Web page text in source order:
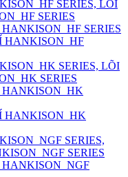
SERIES, LÕI
SERIES
SERIES
HANKISON_HF
SERIES, LÕI
SERIES
HANKISON_HK
SERIES,
SERIES